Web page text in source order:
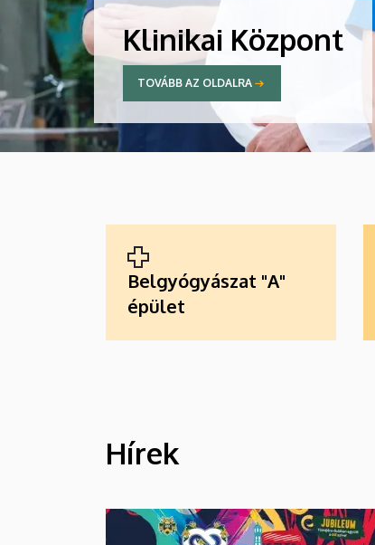
Klinikai Központ
TOVÁBB AZ OLDALRA
Belgyógyászat "A"
épület
HÍREK
Hírek